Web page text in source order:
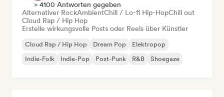
> 4100 Antworten gegeben
Alternativer RockAmbientChill / Lo-fi Hip-HopChill out
Cloud Rap / Hip Hop
Erstelle wirkungsvolle Posts oder Reels über Künstler
Cloud Rap / Hip Hop Dream Pop
Elektropop
Indie-Folk
Indie-Pop Post-Punk R&B Shoegaze